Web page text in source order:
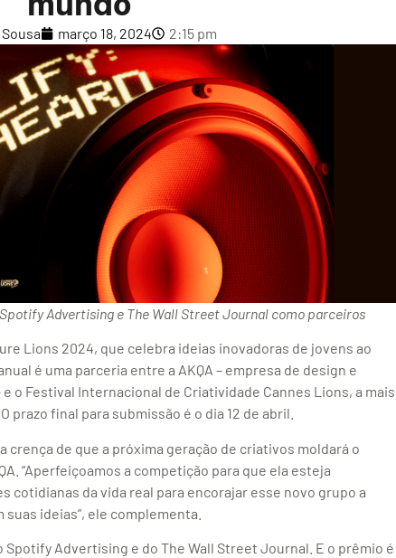
março 18, 2024 2:15 pm
Spotify Advertising e The Wall Street Journal como parceiros
Lions 2024, que celebra ideias inovadoras de jovens ao
é uma parceria entre a AKQA – empresa de design e
o Festival Internacional de Criatividade Cannes Lions, a mais
final para submissão é o dia 12 de abril.
crença de que a próxima geração de criativos moldará o
“Aperfeiçoamos a competição para que ela esteja
cotidianas da vida real para encorajar esse novo grupo a
ideias”, ele complementa.
Spotify Advertising e do The Wall Street Journal. E o prêmio é